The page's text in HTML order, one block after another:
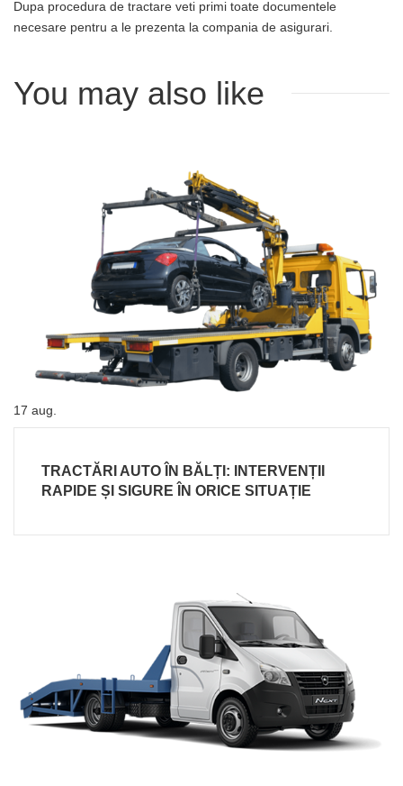
Dupa procedura de tractare veti primi toate documentele
necesare pentru a le prezenta la compania de asigurari.
You may also like
17 aug.
TRACTĂRI AUTO ÎN BĂLȚI: INTERVENȚII
RAPIDE ȘI SIGURE ÎN ORICE SITUAȚIE